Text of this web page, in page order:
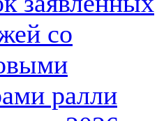
со
ралли